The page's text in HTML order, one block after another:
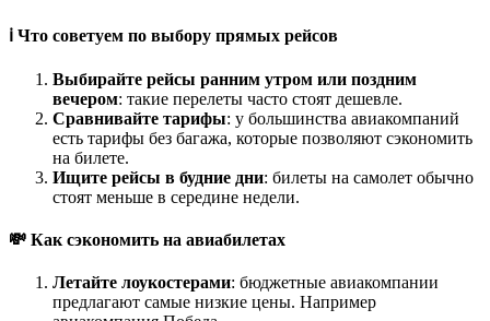
ℹ️ Что советуем по выбору прямых рейсов
Выбирайте рейсы ранним утром или поздним
вечером: такие перелеты часто стоят дешевле.
Сравнивайте тарифы: у большинства авиакомпаний
есть тарифы без багажа, которые позволяют сэкономить
на билете.
Ищите рейсы в будние дни: билеты на самолет обычно
стоят меньше в середине недели.
💸 Как сэкономить на авиабилетах
Летайте лоукостерами: бюджетные авиакомпании
предлагают самые низкие цены. Например